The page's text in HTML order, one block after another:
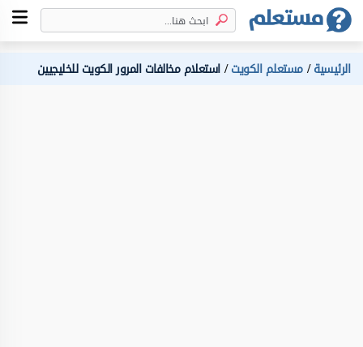
الرئيسية مستعلم الكويت استعلام مخالفات المرور الكويت للخليجيين